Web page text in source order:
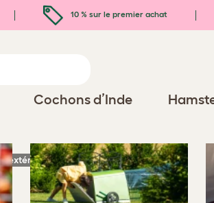
10 % sur le premier achat
Cochons d’Inde
pour cochons d'Inde Eglu Go